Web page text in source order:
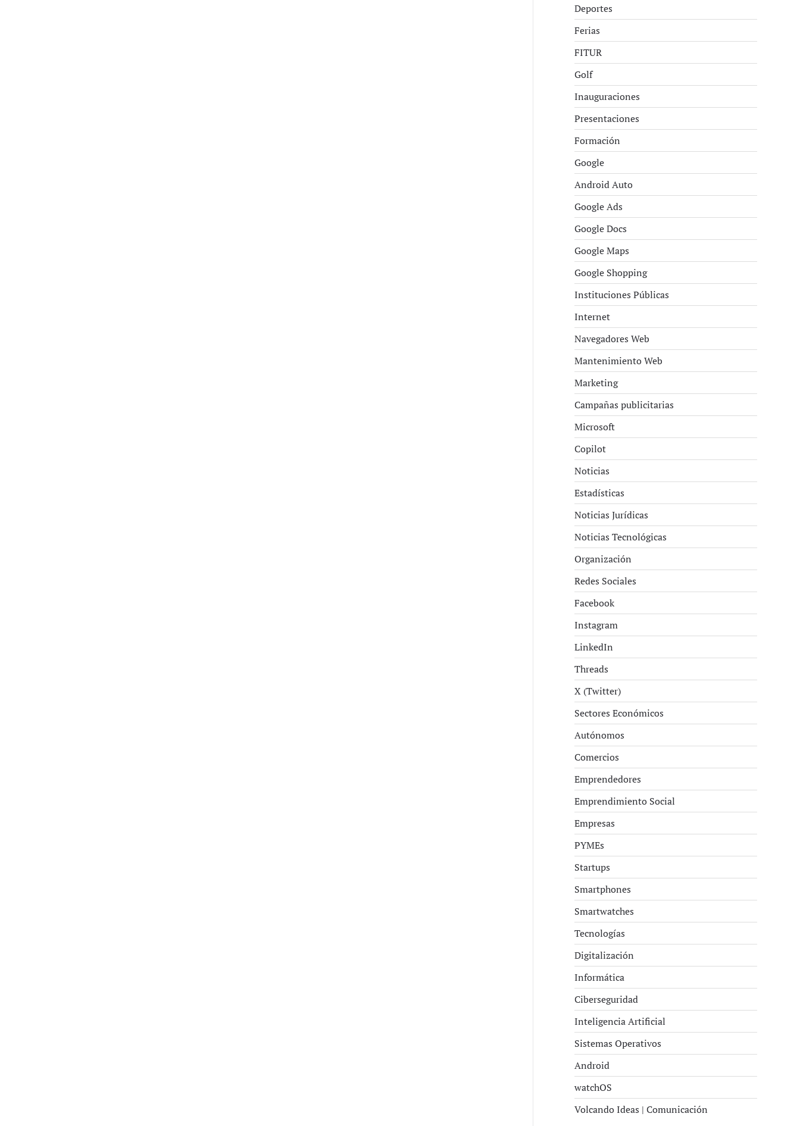
Deportes
Ferias
FITUR
Golf
Inauguraciones
Presentaciones
Formación
Google
Android Auto
Google Ads
Google Docs
Google Maps
Google Shopping
Instituciones Públicas
Internet
Navegadores Web
Mantenimiento Web
Marketing
Campañas publicitarias
Microsoft
Copilot
Noticias
Estadísticas
Noticias Jurídicas
Noticias Tecnológicas
Organización
Redes Sociales
Facebook
Instagram
LinkedIn
Threads
X (Twitter)
Sectores Económicos
Autónomos
Comercios
Emprendedores
Emprendimiento Social
Empresas
PYMEs
Startups
Smartphones
Smartwatches
Tecnologías
Digitalización
Informática
Ciberseguridad
Inteligencia Artificial
Sistemas Operativos
Android
watchOS
Volcando Ideas | Comunicación